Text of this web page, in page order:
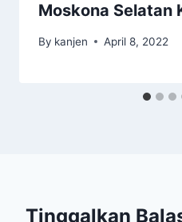
Moskona Selatan
By kanjen April 8, 2022
Tinggalkan